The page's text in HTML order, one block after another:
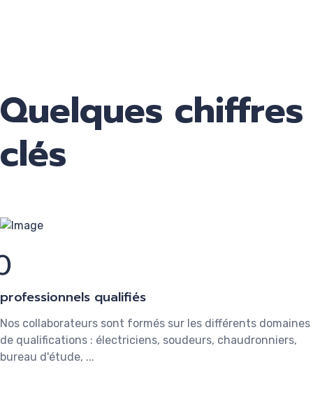
Quelques chiffres
clés
professionnels qualifiés
Nos collaborateurs sont formés sur les différents domaines
de qualifications : électriciens, soudeurs, chaudronniers,
bureau d'étude, ...